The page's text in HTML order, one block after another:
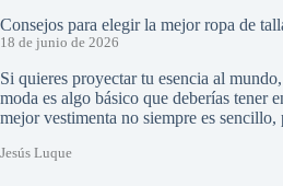
Consejos para elegir la mejor ropa de
18 de junio de 2026
Si quieres proyectar tu esencia al
moda es algo básico que deberías tener
mejor vestimenta no siempre es
Jesús Luque